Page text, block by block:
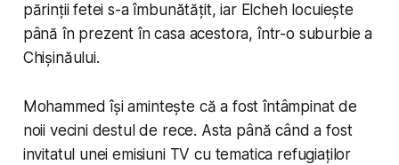
părinții fetei s-a îmbunătățit, iar Elcheh locuiește
până în prezent în casa acestora, într-o suburbie a
Chișinăului.
Mohammed își amintește că a fost întâmpinat de
noii vecini destul de rece. Asta până când a fost
invitatul unei emisiuni TV cu tematica refugiaților